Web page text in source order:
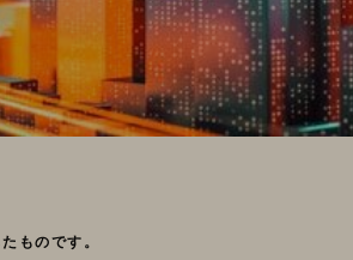
ものです。